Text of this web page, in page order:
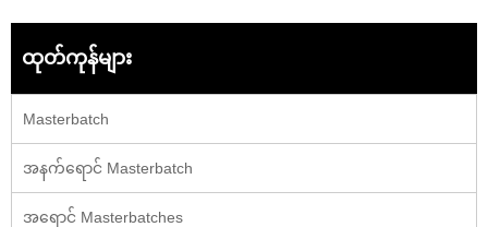
ထုတ်ကုန်များ
Masterbatch
အနက်ရောင် Masterbatch
အရောင် Masterbatches